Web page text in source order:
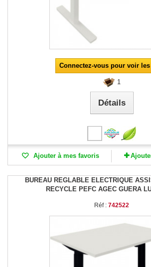
Connectez-vous pour voir
1
Détails
Ajouter à mes favoris
BUREAU REGLABLE ELECTRIQUE
RECYCLE PEFC AGEC GUERA
Réf : 742522